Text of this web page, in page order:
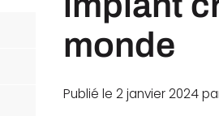
monde
Publié le 2 janvier 2024